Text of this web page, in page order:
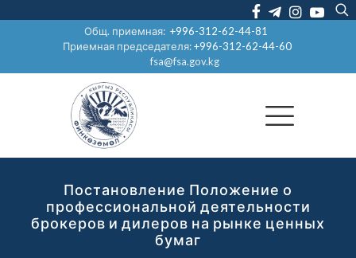
Общ. приемная:+996-312-62-44-81
Приемная председателя:+996-312-62-44-60
fsa@fsa.gov.kg
Постановление Положение о
профессиональной деятельности
брокеров и дилеров на рынке ценных
бумаг